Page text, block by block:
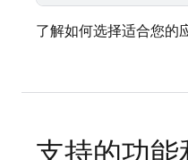
了解如何选择适合您的
支持的功能